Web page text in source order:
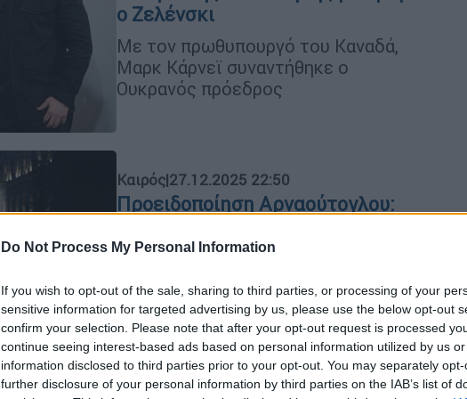
Do Not Process My Personal Information
If you wish to opt-out of the sale, sharing to third parties, or processing of your
sensitive information for targeted advertising by us, please use the below opt-out
confirm your selection. Please note that after your opt-out request is processed
continue seeing interest-based ads based on personal information utilized by us
information disclosed to third parties prior to your opt-out. You may separately
further disclosure of your personal information by third parties on the IAB’s list of
o Ζελένσκι
Με τον πρωθυπουργό του Καναδά,
Μαρκ Κάρνεϊ συναντήθηκε ο
Ουκρανός πρόεδρος
Καιρός|27.12.2025 22:50
Προειδοποίηση Αρναούτογλου:
τα 11 μποφόρ και το ψύχος
Το πλέον επικίνδυνο
διάστημα ορίζεται για την Κυριακή,
από τις 10 το πρωί έως τις 11 το
βράδυ